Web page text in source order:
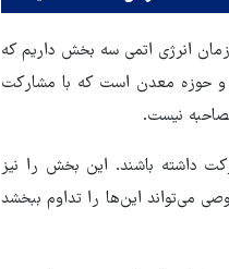
انرژی اتمی سه بخش داریم که
صنایع معدنی و حوزه معدن است که با مشارکت
نیست.
داشته باشند. این بخش را نیز
دادیم که بخش خصوصی می‌تواند این‌ها را تداوم ببخشد